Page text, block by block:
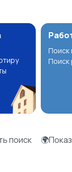
Поиск
поиск